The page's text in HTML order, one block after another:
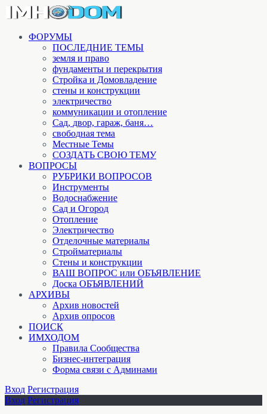
ФОРУМЫ
ПОСЛЕДНИЕ ТЕМЫ
земля и право
фундаменты и перекрытия
Стройка и Домовладение
стены и конструкции
электричество
коммуникации и отопление
Cад, двор, гараж, баня…
свободная тема
Местные Темы
СОЗДАТЬ СВОЮ ТЕМУ
ВОПРОСЫ
РУБРИКИ ВОПРОСОВ
Инструменты
Водоснабжение
Сад и Огород
Отопление
Электричество
Отделочные материалы
Стройматериалы
Стены и конструкции
ВАШ ВОПРОС или ОБЪЯВЛЕНИЕ
Доска ОБЪЯВЛЕНИЙ
АРХИВЫ
Архив новостей
Архив опросов
ПОИСК
ИМХОДОМ
Правила Сообщества
Бизнес-интеграция
Форма связи с Админами
Вход Регистрация
Вход Регистрация